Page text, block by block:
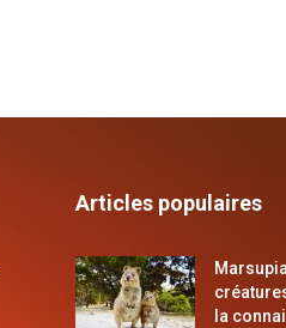
Articles populaires
la